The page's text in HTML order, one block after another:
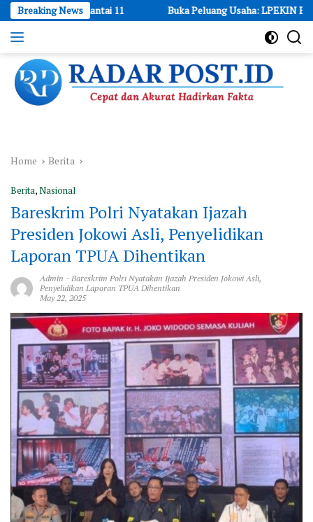
Skip
to
content
Breaking News
dari Lantai 11 Buka Peluang Usaha: LPEKIN BKPRMI
dan
Akurat
Hadirkan
Fakta
Home Berita
Berita,Nasional
Bareskrim Polri Nyatakan Ijazah
Presiden Jokowi Asli, Penyelidikan
Laporan TPUA Dihentikan
Admin - Bareskrim Polri Nyatakan Ijazah Presiden Jokowi Asli,
Penyelidikan Laporan TPUA Dihentikan
May 22, 2025